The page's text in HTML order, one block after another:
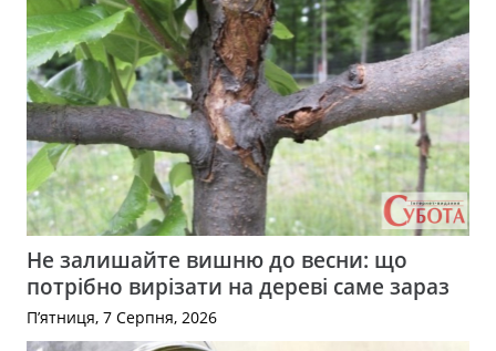
Не залишайте вишню до весни: що
потрібно вирізати на дереві саме зараз
П’ятниця, 7 Серпня, 2026